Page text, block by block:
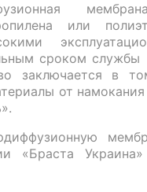
или
сроком
заключается в
от
«Браста